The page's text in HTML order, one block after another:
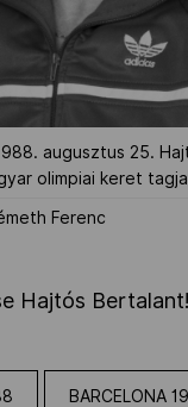
augusztus 25.
olimpiai keret
Ferenc
Hajtós Bertalant!
BARCELONA